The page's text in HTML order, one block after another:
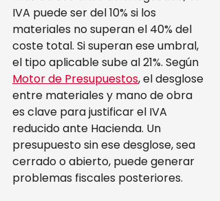
IVA puede ser del 10% si los
materiales no superan el 40% del
coste total. Si superan ese umbral,
el tipo aplicable sube al 21%. Según
Motor de Presupuestos, el desglose
entre materiales y mano de obra
es clave para justificar el IVA
reducido ante Hacienda. Un
presupuesto sin ese desglose, sea
cerrado o abierto, puede generar
problemas fiscales posteriores.